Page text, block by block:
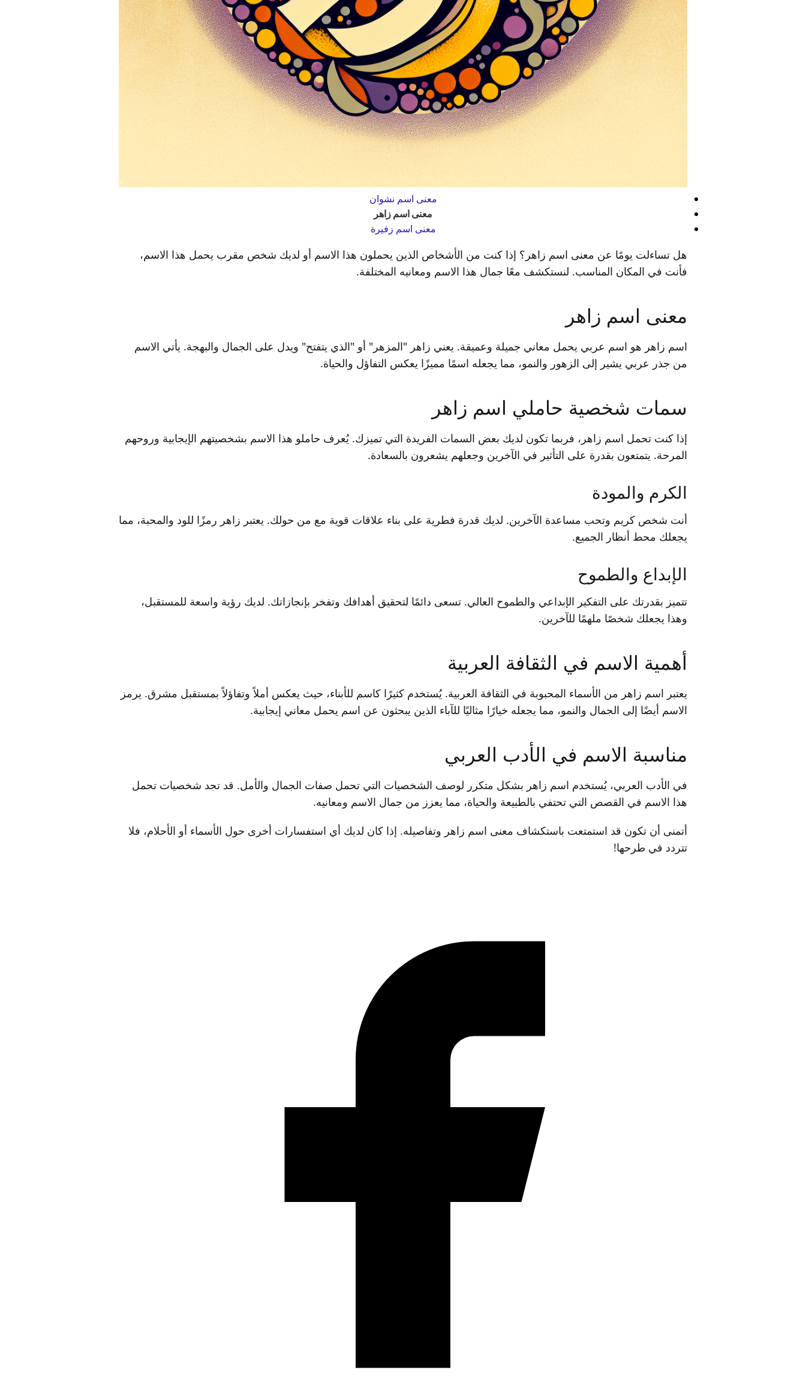
معنى اسم نشوان
معنى اسم زاهر
معنى اسم زفيرة
هل تساءلت يومًا عن معنى اسم زاهر؟ إذا كنت من الأشخاص الذين يحملون هذا الاسم أو لديك شخص مقرب يحمل هذا الاسم،
فأنت في المكان المناسب. لنستكشف معًا جمال هذا الاسم ومعانيه المختلفة.
معنى اسم زاهر
اسم زاهر هو اسم عربي يحمل معاني جميلة وعميقة. يعني زاهر "المزهر" أو "الذي يتفتح" ويدل على الجمال والبهجة. يأتي الاسم
من جذر عربي يشير إلى الزهور والنمو، مما يجعله اسمًا مميزًا يعكس التفاؤل والحياة.
سمات شخصية حاملي اسم زاهر
إذا كنت تحمل اسم زاهر، فربما تكون لديك بعض السمات الفريدة التي تميزك. يُعرف حاملو هذا الاسم بشخصيتهم الإيجابية وروحهم
المرحة. يتمتعون بقدرة على التأثير في الآخرين وجعلهم يشعرون بالسعادة.
الكرم والمودة
أنت شخص كريم وتحب مساعدة الآخرين. لديك قدرة فطرية على بناء علاقات قوية مع من حولك. يعتبر زاهر رمزًا للود والمحبة، مما
يجعلك محط أنظار الجميع.
الإبداع والطموح
تتميز بقدرتك على التفكير الإبداعي والطموح العالي. تسعى دائمًا لتحقيق أهدافك وتفخر بإنجازاتك. لديك رؤية واسعة للمستقبل،
وهذا يجعلك شخصًا ملهمًا للآخرين.
أهمية الاسم في الثقافة العربية
يعتبر اسم زاهر من الأسماء المحبوبة في الثقافة العربية. يُستخدم كثيرًا كاسم للأبناء، حيث يعكس أملاً وتفاؤلاً بمستقبل مشرق. يرمز
الاسم أيضًا إلى الجمال والنمو، مما يجعله خيارًا مثاليًا للآباء الذين يبحثون عن اسم يحمل معاني إيجابية.
مناسبة الاسم في الأدب العربي
في الأدب العربي، يُستخدم اسم زاهر بشكل متكرر لوصف الشخصيات التي تحمل صفات الجمال والأمل. قد تجد شخصيات تحمل
هذا الاسم في القصص التي تحتفي بالطبيعة والحياة، مما يعزز من جمال الاسم ومعانيه.
أتمنى أن تكون قد استمتعت باستكشاف معنى اسم زاهر وتفاصيله. إذا كان لديك أي استفسارات أخرى حول الأسماء أو الأحلام، فلا
تتردد في طرحها!